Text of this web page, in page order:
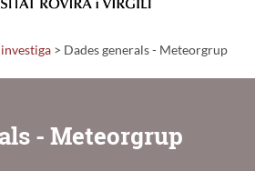
> Dades generals - Meteorgrup
- Meteorgrup